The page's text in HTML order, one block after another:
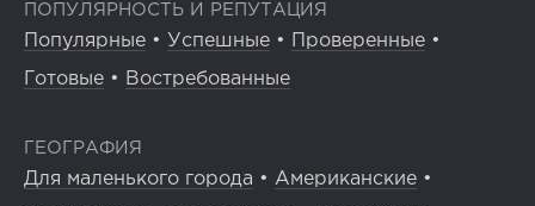
ПОПУЛЯРНОСТЬ И РЕПУТАЦИЯ
Популярные • Успешные • Проверенные •
Готовые • Востребованные
ГЕОГРАФИЯ
Для маленького города • Американские •